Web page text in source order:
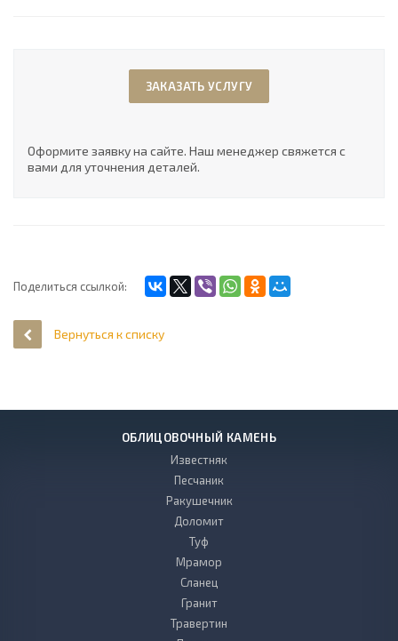
ЗАКАЗАТЬ УСЛУГУ
Оформите заявку на сайте. Наш менеджер свяжется с
вами для уточнения деталей.
Поделиться ссылкой:
Вернуться к списку
ОБЛИЦОВОЧНЫЙ КАМЕНЬ
Известняк
Песчаник
Ракушечник
Доломит
Туф
Мрамор
Сланец
Гранит
Травертин